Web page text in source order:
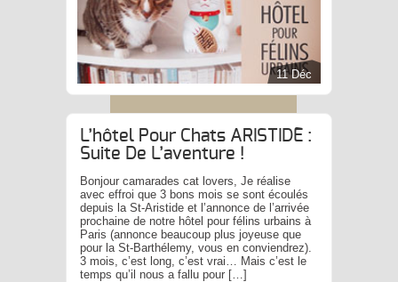
11 Déc
L’hôtel Pour Chats ARISTIDE :
Suite De L’aventure !
Bonjour camarades cat lovers, Je réalise
avec effroi que 3 bons mois se sont écoulés
depuis la St-Aristide et l’annonce de l’arrivée
prochaine de notre hôtel pour félins urbains à
Paris (annonce beaucoup plus joyeuse que
pour la St-Barthélemy, vous en conviendrez).
3 mois, c’est long, c’est vrai… Mais c’est le
temps qu’il nous a fallu pour […]